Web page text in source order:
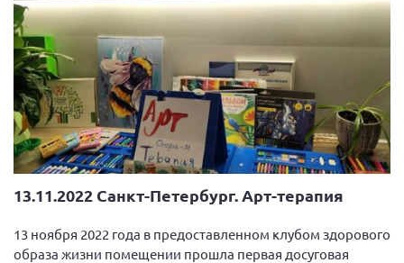
13.11.2022 Санкт-Петербург. Арт-терапия
13 ноября 2022 года в предоставленном клубом здорового
образа жизни помещении прошла первая досуговая